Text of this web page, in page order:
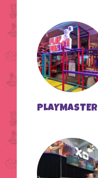
PLAYMASTER